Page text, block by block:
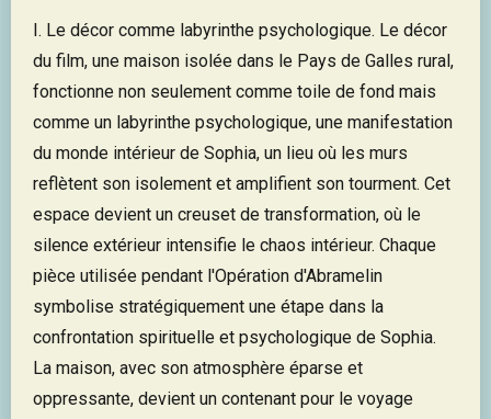
I. Le décor comme labyrinthe psychologique. Le décor
du film, une maison isolée dans le Pays de Galles rural,
fonctionne non seulement comme toile de fond mais
comme un labyrinthe psychologique, une manifestation
du monde intérieur de Sophia, un lieu où les murs
reflètent son isolement et amplifient son tourment. Cet
espace devient un creuset de transformation, où le
silence extérieur intensifie le chaos intérieur. Chaque
pièce utilisée pendant l'Opération d'Abramelin
symbolise stratégiquement une étape dans la
confrontation spirituelle et psychologique de Sophia.
La maison, avec son atmosphère éparse et
oppressante, devient un contenant pour le voyage